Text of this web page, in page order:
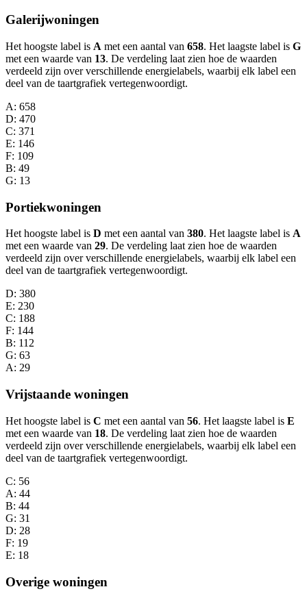
Galerijwoningen
Het hoogste label is A met een aantal van 658. Het laagste label is G
met een waarde van 13. De verdeling laat zien hoe de waarden
verdeeld zijn over verschillende energielabels, waarbij elk label een
deel van de taartgrafiek vertegenwoordigt.
A: 658
D: 470
C: 371
E: 146
F: 109
B: 49
G: 13
Portiekwoningen
Het hoogste label is D met een aantal van 380. Het laagste label is A
met een waarde van 29. De verdeling laat zien hoe de waarden
verdeeld zijn over verschillende energielabels, waarbij elk label een
deel van de taartgrafiek vertegenwoordigt.
D: 380
E: 230
C: 188
F: 144
B: 112
G: 63
A: 29
Vrijstaande woningen
Het hoogste label is C met een aantal van 56. Het laagste label is E
met een waarde van 18. De verdeling laat zien hoe de waarden
verdeeld zijn over verschillende energielabels, waarbij elk label een
deel van de taartgrafiek vertegenwoordigt.
C: 56
A: 44
B: 44
G: 31
D: 28
F: 19
E: 18
Overige woningen